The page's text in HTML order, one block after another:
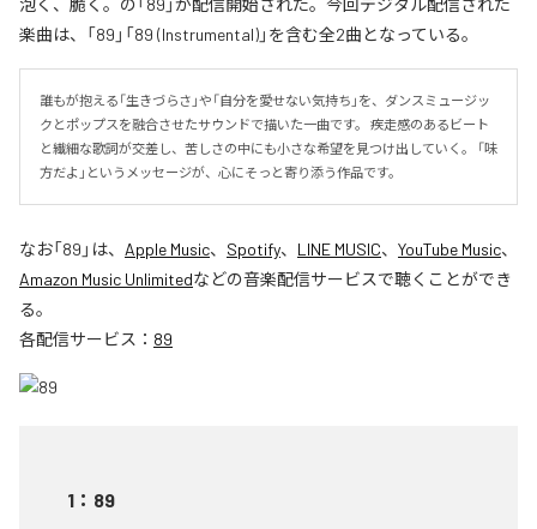
泡く、脆く。の「89」が配信開始された。今回デジタル配信された
楽曲は、「89」「89 (Instrumental)」を含む全2曲となっている。
誰もが抱える「生きづらさ」や「自分を愛せない気持ち」を、ダンスミュージッ
クとポップスを融合させたサウンドで描いた一曲です。 疾走感のあるビート
と繊細な歌詞が交差し、苦しさの中にも小さな希望を見つけ出していく。 「味
方だよ」というメッセージが、心にそっと寄り添う作品です。
なお「89 」は、 Apple Music、 Spotify、 LINE MUSIC、 YouTube Music、
Amazon Music Unlimitedなどの音楽配信サービスで聴くことができ
る。
各配信サービス： 89
1 ： 89